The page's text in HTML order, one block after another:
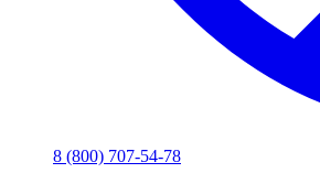
8 (800) 707-54-78